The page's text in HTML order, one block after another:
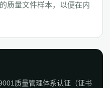
质量文件样本，以便在内
质量管理体系认证（证书